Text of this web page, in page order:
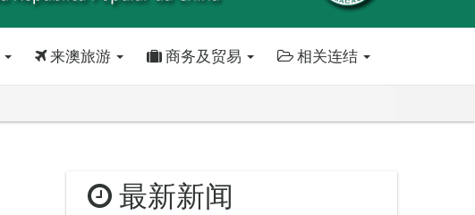
来澳旅游 商务及贸易 相关连结
最新新闻